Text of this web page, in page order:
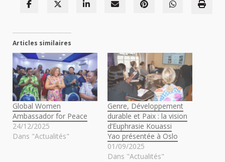
Articles similaires
Global Women
Ambassador for Peace
24/12/2025
Dans "Actualités"
Genre, Développement
durable et Paix : la vision
d’Euphrasie Kouassi
Yao présentée à Oslo
01/09/2025
Dans "Actualités"